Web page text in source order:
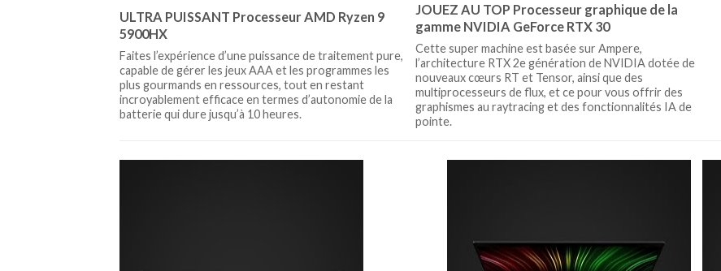
ULTRA PUISSANT Processeur AMD Ryzen 9
5900HX
Faites l’expérience d’une puissance de traitement pure,
capable de gérer les jeux AAA et les programmes les
plus gourmands en ressources, tout en restant
incroyablement efficace en termes d’autonomie de la
batterie qui dure jusqu’à 10 heures.
JOUEZ AU TOP Processeur graphique de la
gamme NVIDIA GeForce RTX 30
Cette super machine est basée sur Ampere,
l’architecture RTX 2e génération de NVIDIA dotée de
nouveaux cœurs RT et Tensor, ainsi que des
multiprocesseurs de flux, et ce pour vous offrir des
graphismes au raytracing et des fonctionnalités IA de
pointe.